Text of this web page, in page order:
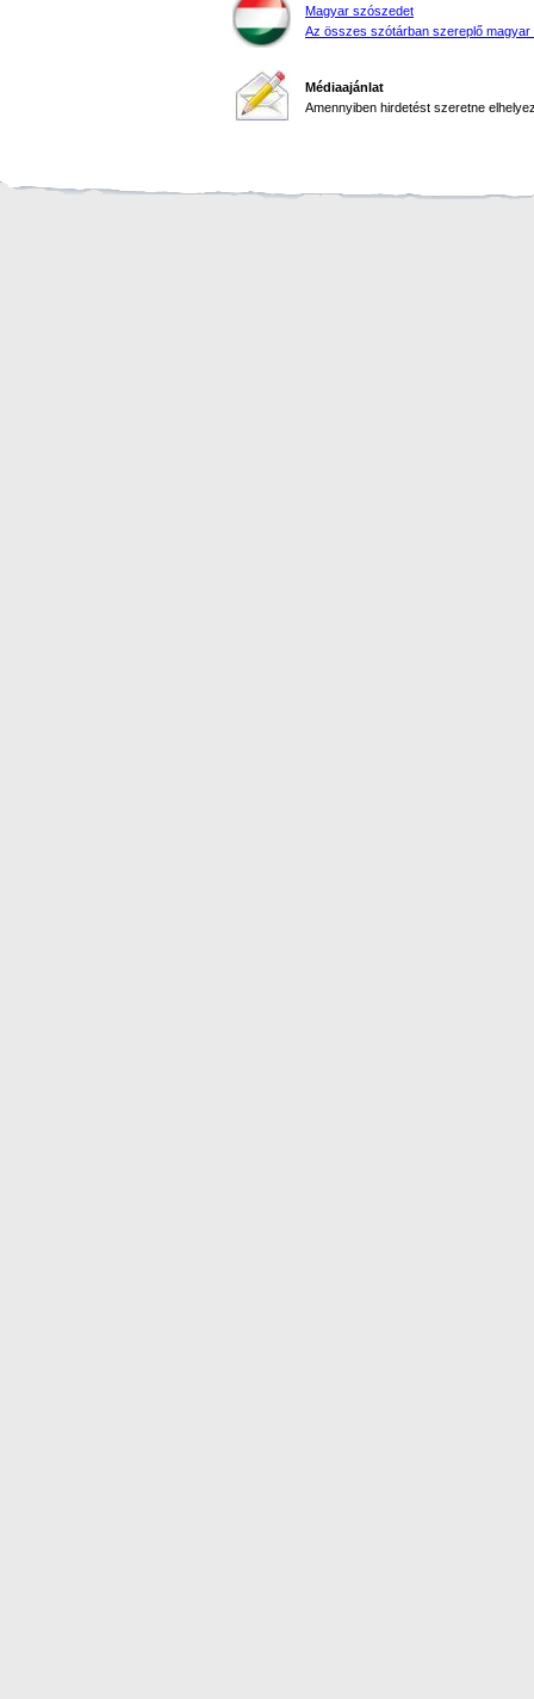
Magyar szószedet
Az összes szótárban szereplő magyar
Médiaajánlat
Amennyiben hirdetést szeretne